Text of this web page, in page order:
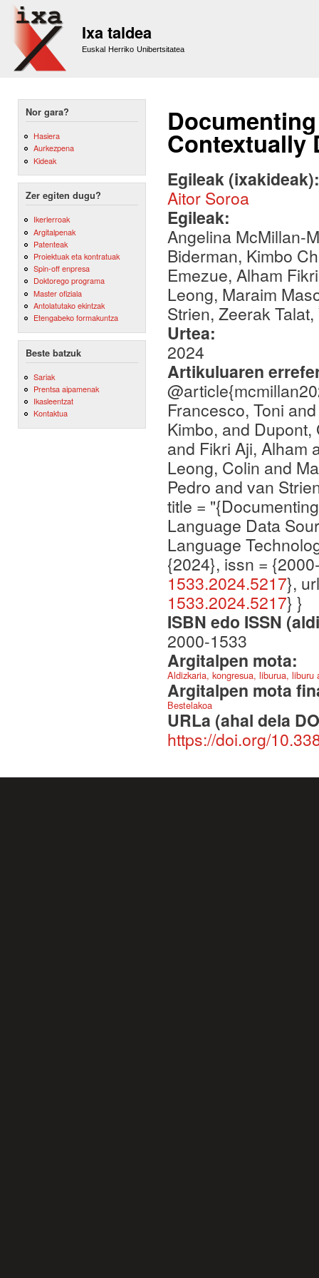
Ixa taldea
Euskal Herriko Unibertsitatea
Nor gara?
Hasiera
Aurkezpena
Kideak
Zer egiten dugu?
Ikerlerroak
Argitalpenak
Patenteak
Proiektuak eta kontratuak
Spin-off enpresa
Doktorego programa
Master ofiziala
Antolatutako ekintzak
Etengabeko formakuntza
Beste batzuk
Sariak
Prentsa aipamenak
Ikasleentzat
Kontaktua
Contextually
Egileak
Aitor Soroa
Egileak:
Angelina McMillan-
Biderman, Kimbo
Emezue, Alham
Leong, Maraim
Strien, Zeerak
Urtea:
2024
Artikuluaren
Francesco, Toni
Kimbo, and
and Fikri Aji, Alham
Leong, Colin and
Pedro and van
title =
Language Data
Language
{2024}, issn =
1533.2024.5217},
1533.2024.5217} }
ISBN edo ISSN
2000-1533
Argitalpen mota:
Aldizkaria, kongresua, liburua,
Argitalpen mota
Bestelakoa
URLa (ahal dela
https://doi.org/